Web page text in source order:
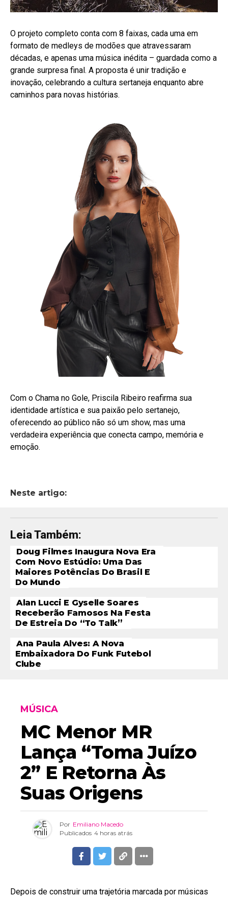
O projeto completo conta com 8 faixas, cada uma em
formato de medleys de modões que atravessaram
décadas, e apenas uma música inédita – guardada como a
grande surpresa final. A proposta é unir tradição e
inovação, celebrando a cultura sertaneja enquanto abre
caminhos para novas histórias.
Com o Chama no Gole, Priscila Ribeiro reafirma sua
identidade artística e sua paixão pelo sertanejo,
oferecendo ao público não só um show, mas uma
verdadeira experiência que conecta campo, memória e
emoção.
Neste artigo:
Leia Também:
Doug Filmes Inaugura Nova Era
Com Novo Estúdio: Uma Das
Maiores Potências Do Brasil E
Do Mundo
Alan Lucci E Gyselle Soares
Receberão Famosos Na Festa
De Estreia Do “To Talk”
Ana Paula Alves: A Nova
Embaixadora Do Funk Futebol
Clube
MÚSICA
MC Menor MR
Lança “Toma Juízo
2” E Retorna Às
Suas Origens
Por Emiliano Macedo
Publicados 4 horas atrás
Depois de construir uma trajetória marcada por músicas